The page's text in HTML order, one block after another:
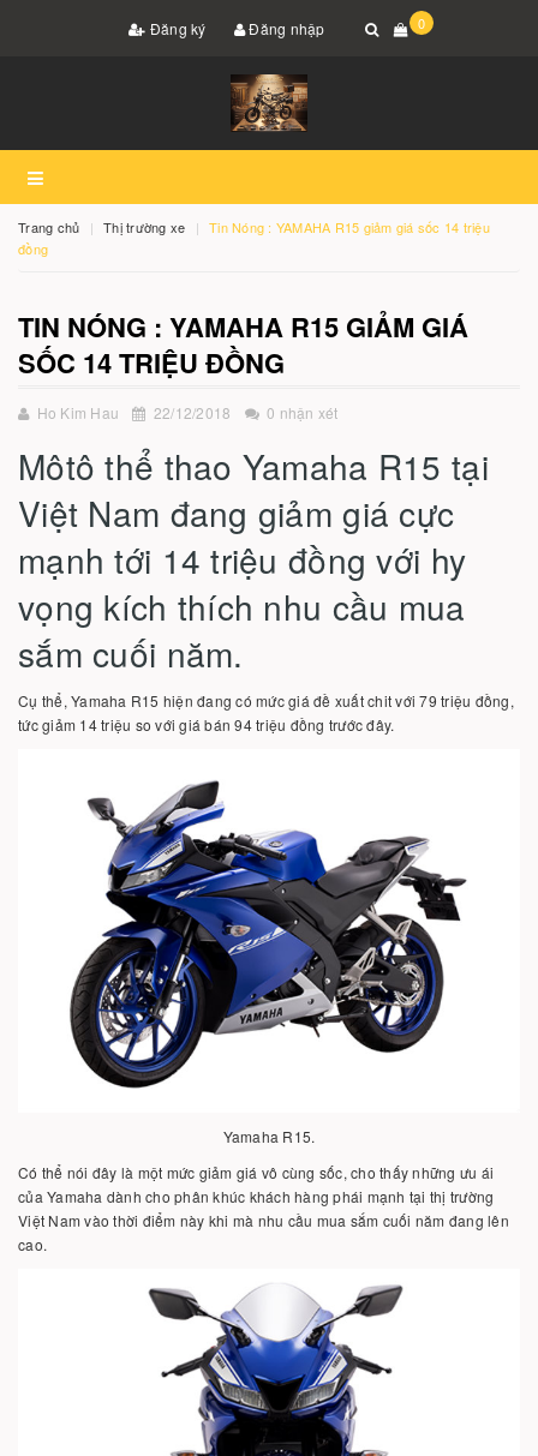
Đăng ký Đăng nhập 0
Trang chủ Thị trường xe
Tin Nóng : YAMAHA R15 giảm giá sốc 14 triệu
đồng
TIN NÓNG : YAMAHA R15 GIẢM GIÁ
SỐC 14 TRIỆU ĐỒNG
Ho Kim Hau 22/12/2018 0 nhận xét
Môtô thể thao Yamaha R15 tại
Việt Nam đang giảm giá cực
mạnh tới 14 triệu đồng với hy
vọng kích thích nhu cầu mua
sắm cuối năm.
Cụ thể, Yamaha R15 hiện đang có mức giá đề xuất chit với 79 triệu đồng,
tức giảm 14 triệu so với giá bán 94 triệu đồng trước đây.
Yamaha R15.
Có thể nói đây là một mức giảm giá vô cùng sốc, cho thấy những ưu ái
của Yamaha dành cho phân khúc khách hàng phái mạnh tại thị trường
Việt Nam vào thời điểm này khi mà nhu cầu mua sắm cuối năm đang lên
cao.